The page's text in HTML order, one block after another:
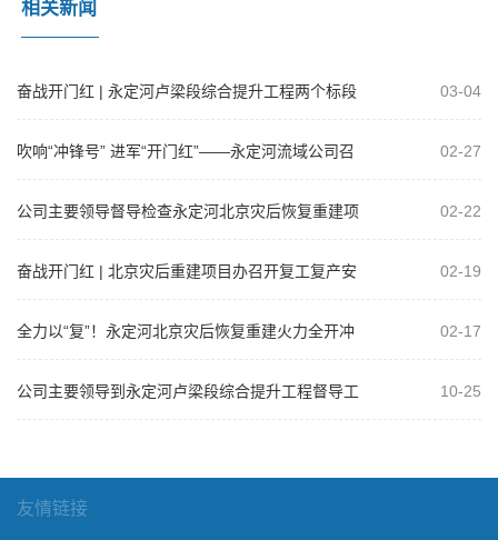
相关新闻
奋战开门红 | 永定河卢梁段综合提升工程两个标段
03-04
吹响“冲锋号” 进军“开门红”——永定河流域公司召
02-27
公司主要领导督导检查永定河北京灾后恢复重建项
02-22
奋战开门红 | 北京灾后重建项目办召开复工复产安
02-19
全力以“复”！永定河北京灾后恢复重建火力全开冲
02-17
公司主要领导到永定河卢梁段综合提升工程督导工
10-25
友情链接